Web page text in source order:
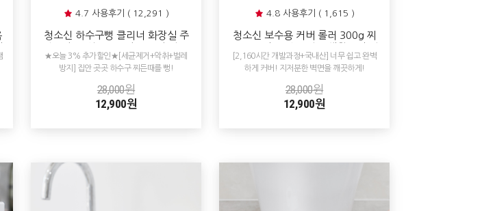
4.7 사용후기 ( 12,291 )
청소신 하수구뻥 클리너 화장실 주
관 청소 살균 냄새제거
★오늘 3% 추가할인★[세균제거+악취+벌레
방지] 집안 곳곳 하수구 찌든때를 뻥!
28,000원
12,900원
4.8 사용후기 ( 1,615 )
청소신 보수용 커버 롤러 300g 찌
벽 커버 페인트
[2,160시간 개발과정+국내산] 너무 쉽고 완벽
하게 커버! 지저분한 벽면을 깨끗하게!
28,000원
12,900원